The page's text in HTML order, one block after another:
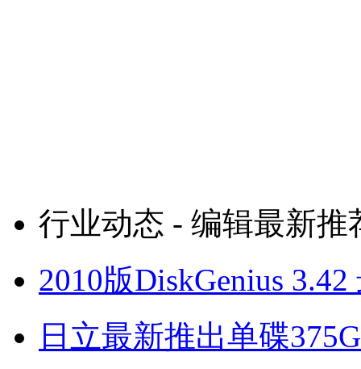
行业动态 - 编辑最新推
2010版DiskGenius
日立最新推出单碟